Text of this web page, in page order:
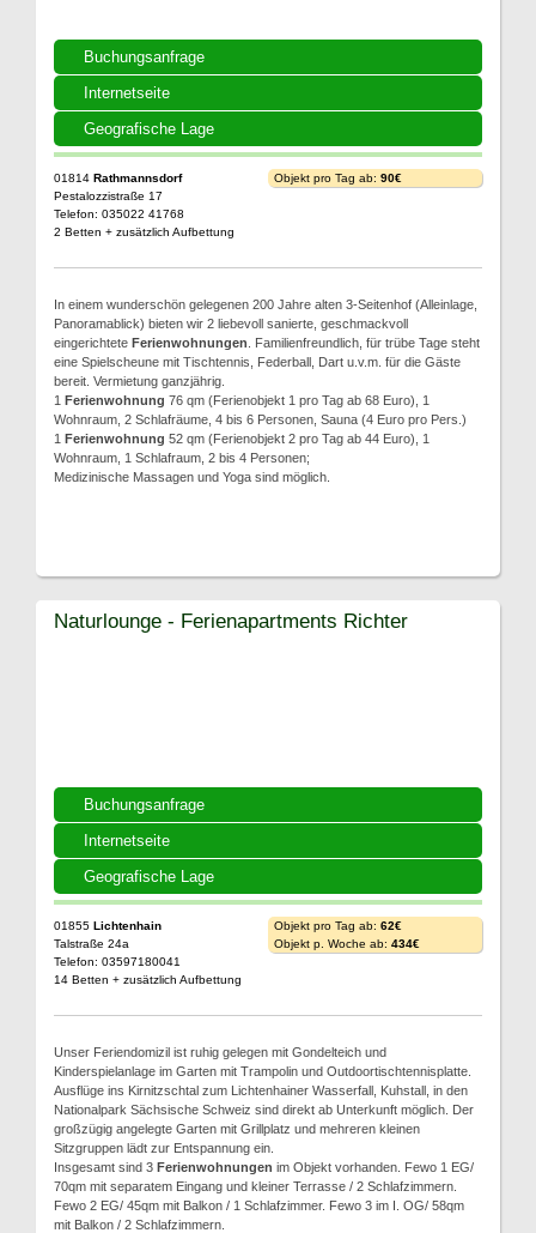
Buchungsanfrage
Internetseite
Geografische Lage
01814 Rathmannsdorf
Pestalozzistraße 17
Telefon: 035022 41768
2 Betten + zusätzlich Aufbettung
Objekt pro Tag ab: 90€
In einem wunderschön gelegenen 200 Jahre alten 3-Seitenhof (Alleinlage,
Panoramablick) bieten wir 2 liebevoll sanierte, geschmackvoll
eingerichtete Ferienwohnungen . Familienfreundlich, für trübe Tage steht
eine Spielscheune mit Tischtennis, Federball, Dart u.v.m. für die Gäste
bereit. Vermietung ganzjährig.
1 Ferienwohnung 76 qm (Ferienobjekt 1 pro Tag ab 68 Euro), 1
Wohnraum, 2 Schlafräume, 4 bis 6 Personen, Sauna (4 Euro pro Pers.)
1 Ferienwohnung 52 qm (Ferienobjekt 2 pro Tag ab 44 Euro), 1
Wohnraum, 1 Schlafraum, 2 bis 4 Personen;
Medizinische Massagen und Yoga sind möglich.
Buchungsanfrage
Internetseite
Geografische Lage
Naturlounge - Ferienapartments Richter
01855 Lichtenhain
Talstraße 24a
Telefon: 03597180041
14 Betten + zusätzlich Aufbettung
Objekt pro Tag ab: 62€
Objekt p. Woche ab: 434€
Unser Feriendomizil ist ruhig gelegen mit Gondelteich und
Kinderspielanlage im Garten mit Trampolin und Outdoortischtennisplatte.
Ausflüge ins Kirnitzschtal zum Lichtenhainer Wasserfall, Kuhstall, in den
Nationalpark Sächsische Schweiz sind direkt ab Unterkunft möglich. Der
großzügig angelegte Garten mit Grillplatz und mehreren kleinen
Sitzgruppen lädt zur Entspannung ein.
Insgesamt sind 3 Ferienwohnungen im Objekt vorhanden. Fewo 1 EG/
70qm mit separatem Eingang und kleiner Terrasse / 2 Schlafzimmern.
Fewo 2 EG/ 45qm mit Balkon / 1 Schlafzimmer. Fewo 3 im I. OG/ 58qm
mit Balkon / 2 Schlafzimmern.